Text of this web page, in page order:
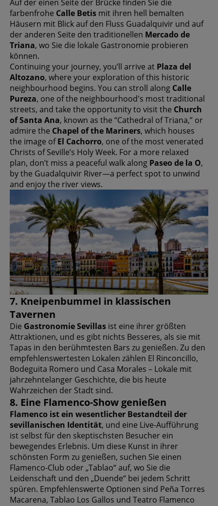
Auf der einen Seite der Brücke finden Sie die
farbenfrohe Calle Betis mit ihren hell bemalten
Häusern mit Blick auf den Fluss Guadalquivir und auf
der anderen Seite den traditionellen Mercado de
Triana, wo Sie die lokale Gastronomie probieren
können.
Continuing your journey, you’ll arrive at Plaza del
Altozano, where your exploration of this historic
neighbourhood begins. You can stroll along Calle
Pureza, one of the neighbourhood's most traditional
streets, and take the opportunity to visit the Church
of Santa Ana, known as the “Cathedral of Triana,” or
admire the Chapel of the Mariners, which houses
the image ofEl Cachorro, one of the most venerated
Christs of Seville’s Holy Week. For a more relaxed
plan, don’t miss a peaceful walk along Paseo de la O,
by the Guadalquivir River—a perfect spot to unwind
and enjoy the river views.
7. Kneipenbummel in klassischen
Tavernen
Die Gastronomie Sevillas ist eine ihrer größten
Attraktionen, und es gibt nichts Besseres, als sie mit
Tapas in den berühmtesten Bars zu genießen. Zu den
empfehlenswertesten Lokalen zählen El Rinconcillo,
Bodeguita Romero und Casa Morales – Lokale mit
jahrzehntelanger Geschichte, die bis heute
Wahrzeichen der Stadt sind.
8. Eine Flamenco-Show genießen
Flamenco ist ein wesentlicher Bestandteil der
sevillanischen Identität, und eine Live-Aufführung
ist selbst für den skeptischsten Besucher ein
bewegendes Erlebnis. Um diese Kunst in ihrer
schönsten Form zu genießen, suchen Sie einen
Flamenco-Club oder „Tablao“ auf, wo Sie die
Leidenschaft und den „Duende“ bei jedem Schritt
spüren. Empfehlenswerte Optionen sind Peña Torres
Macarena, Tablao Los Gallos und Teatro Flamenco